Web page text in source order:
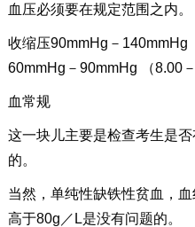
血压必须要在规定范围之内。
收缩压90mmHg－140mmHg
60mmHg－90mmHg （8.00
血常规
这一块儿主要是检查考生是
的。
当然，单纯性缺铁性贫血，
高于80g／L是没有问题的。